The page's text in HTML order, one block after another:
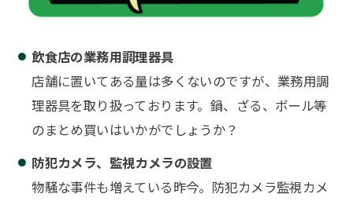
飲食店の業務用調理器具
店舗に置いてある量は多くないのですが、業務用調
理器具を取り扱っております。鍋、ざる、ボール等
のまとめ買いはいかがでしょうか？
防犯カメラ、監視カメラの設置
物騒な事件も増えている昨今。防犯カメラ監視カメ